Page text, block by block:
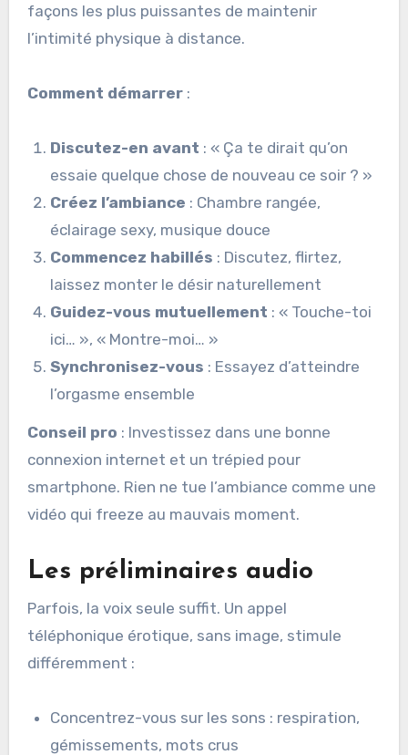
façons les plus puissantes de maintenir
l’intimité physique à distance.
Comment démarrer:
Discutez-en avant : « Ça te dirait qu’on
essaie quelque chose de nouveau ce soir ? »
Créez l’ambiance : Chambre rangée,
éclairage sexy, musique douce
Commencez habillés : Discutez, flirtez,
laissez monter le désir naturellement
Guidez-vous mutuellement : « Touche-toi
ici… », « Montre-moi… »
Synchronisez-vous : Essayez d’atteindre
l’orgasme ensemble
Conseil pro : Investissez dans une bonne
connexion internet et un trépied pour
smartphone. Rien ne tue l’ambiance comme une
vidéo qui freeze au mauvais moment.
Les préliminaires audio
Parfois, la voix seule suffit. Un appel
téléphonique érotique, sans image, stimule
différemment :
Concentrez-vous sur les sons : respiration,
gémissements, mots crus